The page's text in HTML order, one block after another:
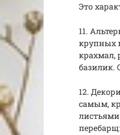
Это
11.
крупных
крахмал,
базилик.
12.
самым,